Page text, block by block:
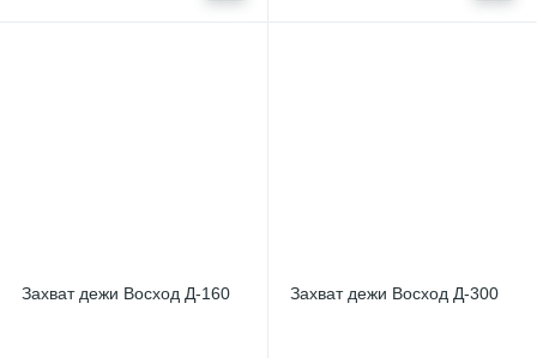
Захват дежи Восход Д-160 Захват дежи Восход Д-300